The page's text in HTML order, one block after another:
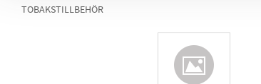
TOBAKSTILLBEHÖR